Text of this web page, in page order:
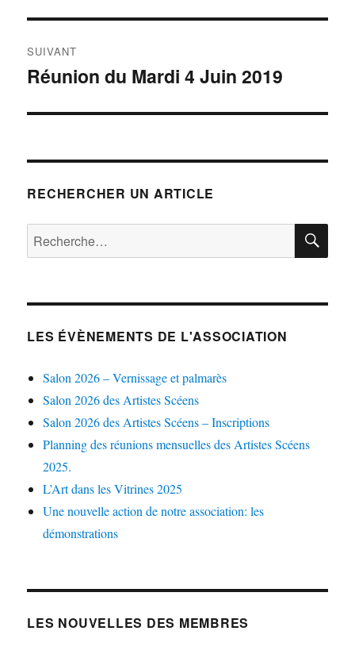
SUIVANT
Publication
Réunion du Mardi 4 Juin 2019
RECHERCHER UN ARTICLE
Recherche
pour :
LES ÉVÈNEMENTS DE L'ASSOCIATION
Salon 2026 – Vernissage et palmarès
Salon 2026 des Artistes Scéens
Salon 2026 des Artistes Scéens – Inscriptions
Planning des réunions mensuelles des Artistes Scéens
2025.
L’Art dans les Vitrines 2025
Une nouvelle action de notre association: les
démonstrations
LES NOUVELLES DES MEMBRES